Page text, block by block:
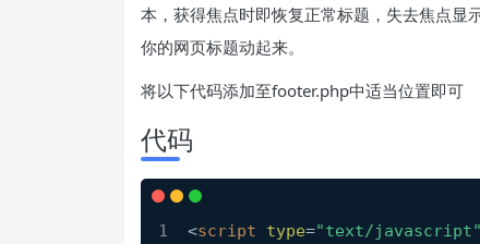
本，获得焦点时即恢复正常标题，失去焦点显
你的网页标题动起来。
将以下代码添加至footer.php中适当位置即可
代码
<script type="text/javascript"